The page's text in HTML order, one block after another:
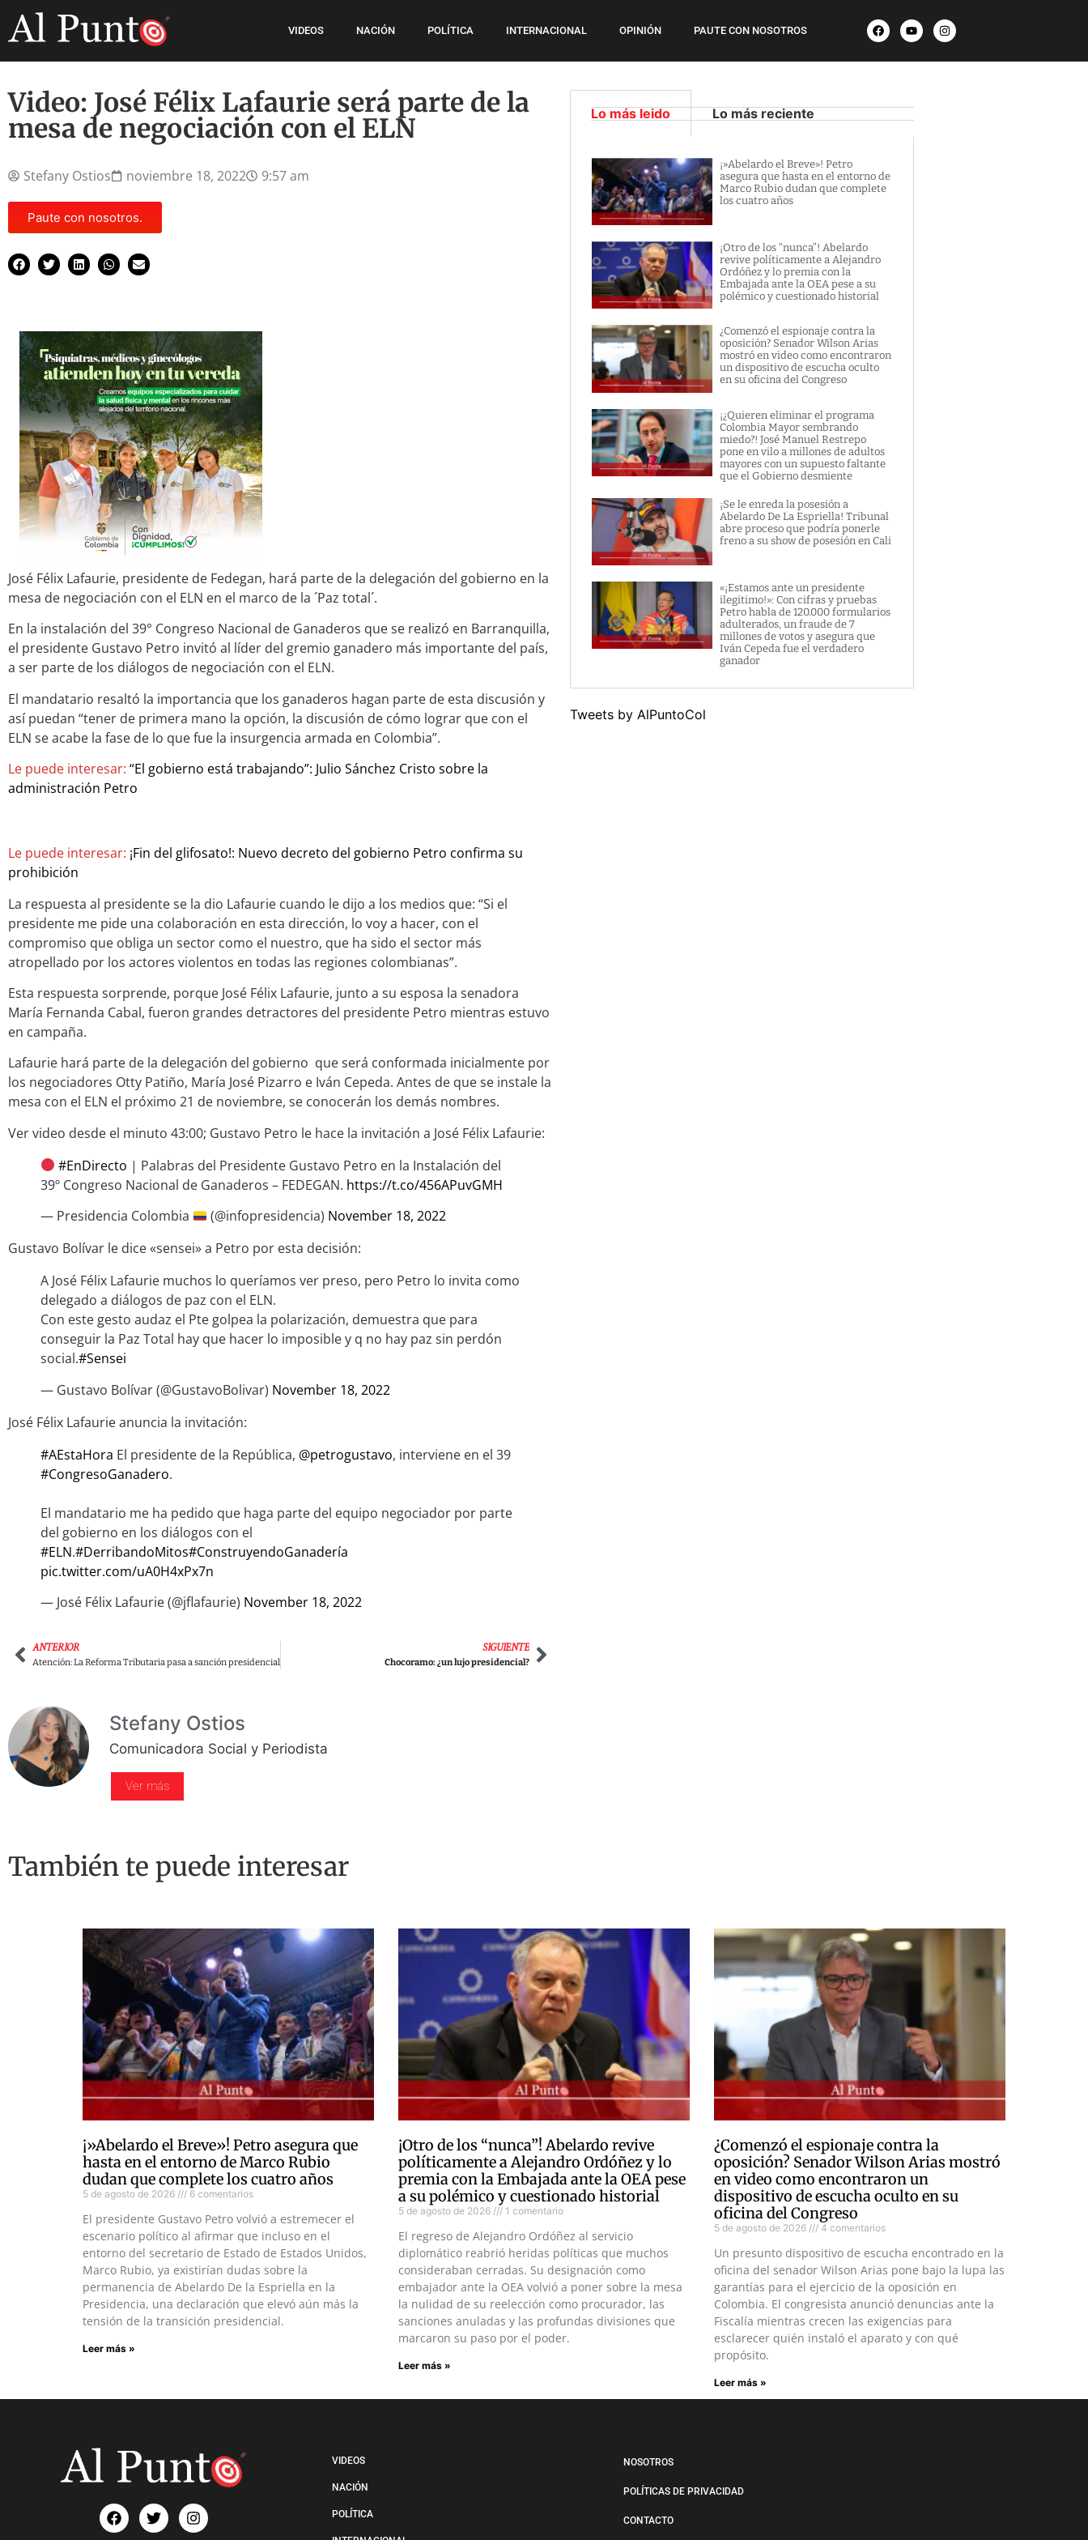
VIDEOS NACIÓN POLÍTICA INTERNACIONAL OPINIÓN PAUTE CON NOSOTROS
Video: José Félix Lafaurie será parte de la
mesa de negociación con el ELN
Stefany Ostios noviembre 18, 2022 9:57 am
Paute con nosotros.
José Félix Lafaurie, presidente de Fedegan, hará parte de la delegación del gobierno en la
mesa de negociación con el ELN en el marco de la ´Paz total´.
En la instalación del 39° Congreso Nacional de Ganaderos que se realizó en Barranquilla,
el presidente Gustavo Petro invitó al líder del gremio ganadero más importante del país,
a ser parte de los diálogos de negociación con el ELN.
El mandatario resaltó la importancia que los ganaderos hagan parte de esta discusión y
así puedan “tener de primera mano la opción, la discusión de cómo lograr que con el
ELN se acabe la fase de lo que fue la insurgencia armada en Colombia”.
Le puede interesar: “El gobierno está trabajando”: Julio Sánchez Cristo sobre la
administración Petro
Le puede interesar: ¡Fin del glifosato!: Nuevo decreto del gobierno Petro confirma su
prohibición
La respuesta al presidente se la dio Lafaurie cuando le dijo a los medios que: “Si el
presidente me pide una colaboración en esta dirección, lo voy a hacer, con el
compromiso que obliga un sector como el nuestro, que ha sido el sector más
atropellado por los actores violentos en todas las regiones colombianas”.
Esta respuesta sorprende, porque José Félix Lafaurie, junto a su esposa la senadora
María Fernanda Cabal, fueron grandes detractores del presidente Petro mientras estuvo
en campaña.
Lafaurie hará parte de la delegación del gobierno que será conformada inicialmente por
los negociadores Otty Patiño, María José Pizarro e Iván Cepeda. Antes de que se instale la
mesa con el ELN el próximo 21 de noviembre, se conocerán los demás nombres.
Ver video desde el minuto 43:00; Gustavo Petro le hace la invitación a José Félix Lafaurie:
#EnDirecto | Palabras del Presidente Gustavo Petro en la Instalación del
39º Congreso Nacional de Ganaderos – FEDEGAN. https://t.co/456APuvGMH
— Presidencia Colombia
(@infopresidencia) November 18, 2022
Gustavo Bolívar le dice «sensei» a Petro por esta decisión:
A José Félix Lafaurie muchos lo queríamos ver preso, pero Petro lo invita como
delegado a diálogos de paz con el ELN.
Con este gesto audaz el Pte golpea la polarización, demuestra que para
conseguir la Paz Total hay que hacer lo imposible y q no hay paz sin perdón
social.#Sensei
— Gustavo Bolívar (@GustavoBolivar) November 18, 2022
José Félix Lafaurie anuncia la invitación:
#AEstaHora El presidente de la República, @petrogustavo, interviene en el 39
#CongresoGanadero.
El mandatario me ha pedido que haga parte del equipo negociador por parte
del gobierno en los diálogos con el
#ELN.#DerribandoMitos#ConstruyendoGanadería
pic.twitter.com/uA0H4xPx7n
— José Félix Lafaurie (@jflafaurie) November 18, 2022
ANTERIOR
Atención: La Reforma Tributaria pasa a sanción presidencial
SIGUIENTE
Chocoramo: ¿un lujo presidencial?
Lo más leido Lo más reciente
¡»Abelardo el Breve»! Petro
asegura que hasta en el entorno de
Marco Rubio dudan que complete
los cuatro años
¡Otro de los “nunca”! Abelardo
revive políticamente a Alejandro
Ordóñez y lo premia con la
Embajada ante la OEA pese a su
polémico y cuestionado historial
¿Comenzó el espionaje contra la
oposición? Senador Wilson Arias
mostró en video como encontraron
un dispositivo de escucha oculto
en su oficina del Congreso
¡¿Quieren eliminar el programa
Colombia Mayor sembrando
miedo?! José Manuel Restrepo
pone en vilo a millones de adultos
mayores con un supuesto faltante
que el Gobierno desmiente
¡Se le enreda la posesión a
Abelardo De La Espriella! Tribunal
abre proceso que podría ponerle
freno a su show de posesión en Cali
«¡Estamos ante un presidente
ilegitimo!»: Con cifras y pruebas
Petro habla de 120.000 formularios
adulterados, un fraude de 7
millones de votos y asegura que
Iván Cepeda fue el verdadero
ganador
Tweets by AlPuntoCol
Stefany Ostios
Comunicadora Social y Periodista
Ver más
También te puede interesar
¡»Abelardo el Breve»! Petro asegura que
hasta en el entorno de Marco Rubio
dudan que complete los cuatro años
5 de agosto de 2026 6 comentarios
El presidente Gustavo Petro volvió a estremecer el
escenario político al afirmar que incluso en el
entorno del secretario de Estado de Estados Unidos,
Marco Rubio, ya existirían dudas sobre la
permanencia de Abelardo De la Espriella en la
Presidencia, una declaración que elevó aún más la
tensión de la transición presidencial.
Leer más »
¡Otro de los “nunca”! Abelardo revive
políticamente a Alejandro Ordóñez y lo
premia con la Embajada ante la OEA pese
a su polémico y cuestionado historial
5 de agosto de 2026 1 comentario
El regreso de Alejandro Ordóñez al servicio
diplomático reabrió heridas políticas que muchos
consideraban cerradas. Su designación como
embajador ante la OEA volvió a poner sobre la mesa
la nulidad de su reelección como procurador, las
sanciones anuladas y las profundas divisiones que
marcaron su paso por el poder.
Leer más »
¿Comenzó el espionaje contra la
oposición? Senador Wilson Arias mostró
en video como encontraron un
dispositivo de escucha oculto en su
oficina del Congreso
5 de agosto de 2026 4 comentarios
Un presunto dispositivo de escucha encontrado en la
oficina del senador Wilson Arias pone bajo la lupa las
garantías para el ejercicio de la oposición en
Colombia. El congresista anunció denuncias ante la
Fiscalía mientras crecen las exigencias para
esclarecer quién instaló el aparato y con qué
propósito.
Leer más »
VIDEOS
NACIÓN
POLÍTICA
NOSOTROS
POLÍTICAS DE PRIVACIDAD
CONTACTO